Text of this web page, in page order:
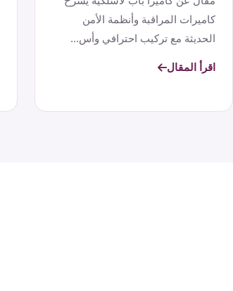
كاميرات المراقبة وأنظمة الأمن
الحديثة مع تركيب احترافي وأس...
اقرأ المقال